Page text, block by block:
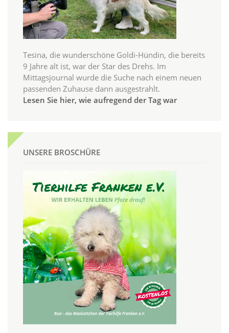
Tesina, die wunderschöne Goldi-Hündin, die bereits
9 Jahre alt ist, war der Star des Drehs. Im
Mittagsjournal wurde die Suche nach einem neuen
passenden Zuhause dann ausgestrahlt.
Lesen Sie hier, wie aufregend der Tag war
UNSERE BROSCHÜRE